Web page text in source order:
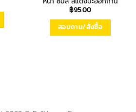
฿95.00
สอบถาม/สั่งซื้อ